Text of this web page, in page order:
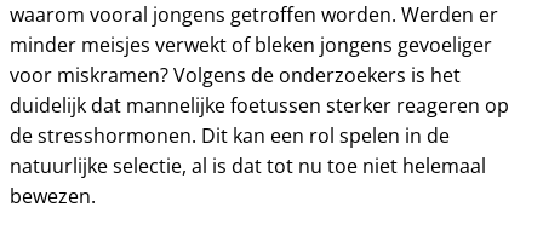
waarom vooral jongens getroffen worden. Werden er
minder meisjes verwekt of bleken jongens gevoeliger
voor miskramen? Volgens de onderzoekers is het
duidelijk dat mannelijke foetussen sterker reageren op
de stresshormonen. Dit kan een rol spelen in de
natuurlijke selectie, al is dat tot nu toe niet helemaal
bewezen.